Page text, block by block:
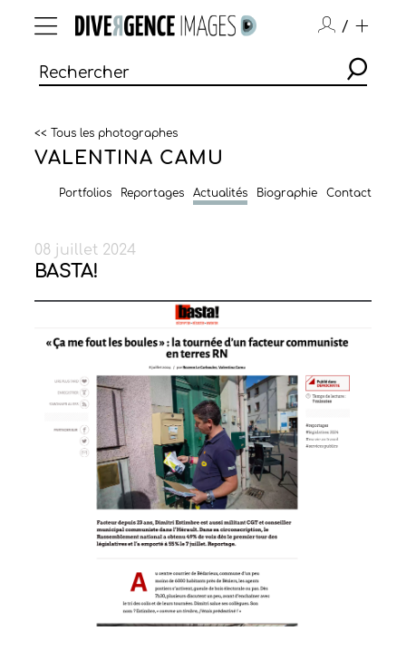
/
<< Tous les photographes
VALENTINA CAMU
Portfolios Reportages Actualités Biographie Contact
08 juillet 2024
BASTA!